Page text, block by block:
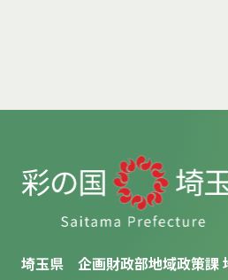
埼玉県 企画財政部地域政策課